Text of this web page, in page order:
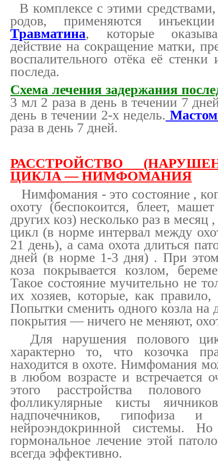
В комплексе с этими
родов, применяются
Травматина, которые
действие на сокращение матки,
воспалительного отёка её
последа.
Схема лечения задержания
3 мл 2 раза в день в течении 7
день в течении 2-х недель.
раза в день 7 дней.
РАССТРОЙСТВО
ЦИКЛА — НИМФОМАНИЯ
Нимфомания - это состояние ,
охоту (беспокоится, блеет,
других коз) несколько раз в
цикл (в норме интервал между
21 день), а сама охота длиться
дней (в норме 1-3 дня) . При
коза покрывается козлом,
Такое состояние мучительно не
их хозяев, которые, как
Попытки сменить одного козла на
покрытия — ничего не меняют,
Для нарушения полового
характерно то, что козочка
находится в охоте. Нимфомания
в любом возрасте и встречается
этого расстройства
фолликулярные кисты
надпочечников, гипофиза и
нейроэндокринной системы.
гормональное лечение этой
всегда эффективно.